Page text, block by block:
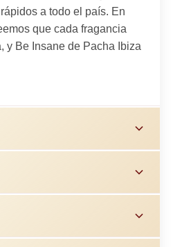
a todo el país. En
que cada fragancia
y Be Insane de Pacha Ibiza